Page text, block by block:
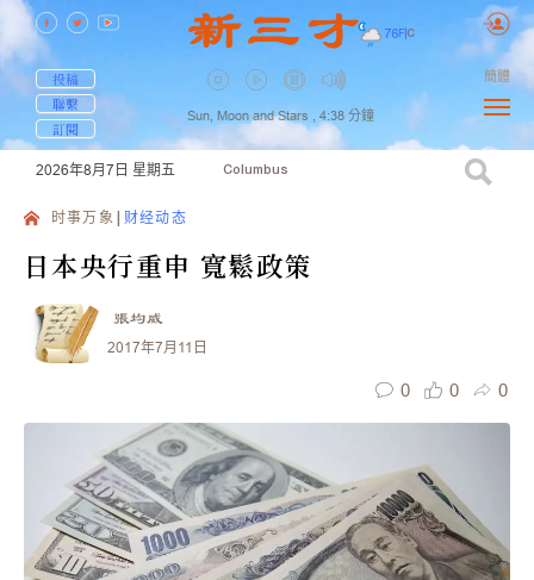
76F| C
投稿
聯繫
訂閱
Sun, Moon and Stars , 4:38 分鐘
簡體
2026年8月7日 星期五 Columbus
时事万象 财经动态
日本央行重申 寬鬆政策
張均威
2017年7月11日
0 0 0